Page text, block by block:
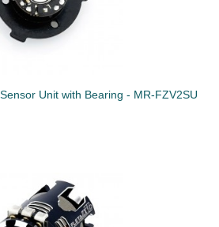
Unit with Bearing - MR-FZV2SU